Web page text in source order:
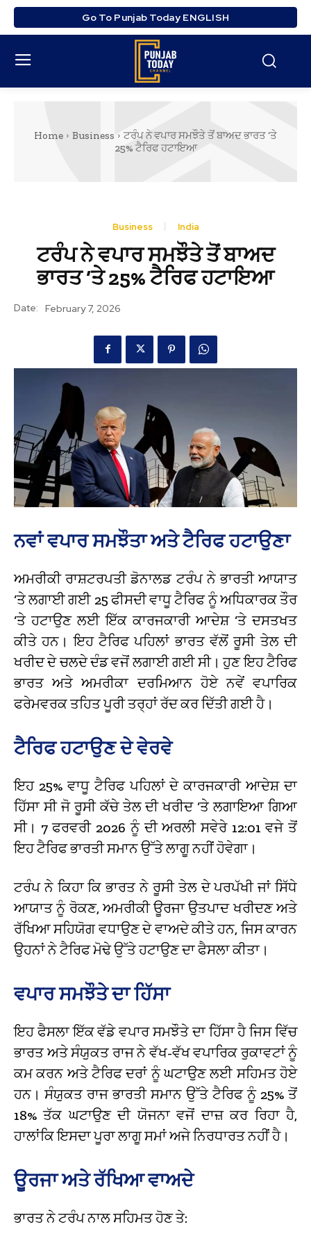
Go To Punjab Today ENGLISH
Home Business
ਟਰੰਪ ਨੇ ਵਪਾਰ ਸਮਝੌਤੇ ਤੋਂ ਬਾਅਦ ਭਾਰਤ ‘ਤੇ
25% ਟੈਰਿਫ ਹਟਾਇਆ
Business India
ਟਰੰਪ ਨੇ ਵਪਾਰ ਸਮਝੌਤੇ ਤੋਂ ਬਾਅਦ
ਭਾਰਤ ‘ਤੇ 25% ਟੈਰਿਫ ਹਟਾਇਆ
Date: February 7, 2026
ਨਵਾਂ ਵਪਾਰ ਸਮਝੌਤਾ ਅਤੇ ਟੈਰਿਫ ਹਟਾਉਣਾ
ਅਮਰੀਕੀ ਰਾਸ਼ਟਰਪਤੀ ਡੋਨਾਲਡ ਟਰੰਪ ਨੇ ਭਾਰਤੀ ਆਯਾਤ
‘ਤੇ ਲਗਾਈ ਗਈ 25 ਫੀਸਦੀ ਵਾਧੂ ਟੈਰਿਫ ਨੂੰ ਅਧਿਕਾਰਕ ਤੌਰ
‘ਤੇ ਹਟਾਉਣ ਲਈ ਇੱਕ ਕਾਰਜਕਾਰੀ ਆਦੇਸ਼ ‘ਤੇ ਦਸਤਖਤ
ਕੀਤੇ ਹਨ। ਇਹ ਟੈਰਿਫ ਪਹਿਲਾਂ ਭਾਰਤ ਵੱਲੋਂ ਰੂਸੀ ਤੇਲ ਦੀ
ਖਰੀਦ ਦੇ ਚਲਦੇ ਦੰਡ ਵਜੋਂ ਲਗਾਈ ਗਈ ਸੀ। ਹੁਣ ਇਹ ਟੈਰਿਫ
ਭਾਰਤ ਅਤੇ ਅਮਰੀਕਾ ਦਰਮਿਆਨ ਹੋਏ ਨਵੇਂ ਵਪਾਰਿਕ
ਫਰੇਮਵਰਕ ਤਹਿਤ ਪੂਰੀ ਤਰ੍ਹਾਂ ਰੱਦ ਕਰ ਦਿੱਤੀ ਗਈ ਹੈ।
ਟੈਰਿਫ ਹਟਾਉਣ ਦੇ ਵੇਰਵੇ
ਇਹ 25% ਵਾਧੂ ਟੈਰਿਫ ਪਹਿਲਾਂ ਦੇ ਕਾਰਜਕਾਰੀ ਆਦੇਸ਼ ਦਾ
ਹਿੱਸਾ ਸੀ ਜੋ ਰੂਸੀ ਕੱਚੇ ਤੇਲ ਦੀ ਖਰੀਦ ‘ਤੇ ਲਗਾਇਆ ਗਿਆ
ਸੀ। 7 ਫਰਵਰੀ 2026 ਨੂੰ ਦੀ ਅਰਲੀ ਸਵੇਰੇ 12:01 ਵਜੇ ਤੋਂ
ਇਹ ਟੈਰਿਫ ਭਾਰਤੀ ਸਮਾਨ ਉੱਤੇ ਲਾਗੂ ਨਹੀਂ ਹੋਵੇਗਾ।
ਟਰੰਪ ਨੇ ਕਿਹਾ ਕਿ ਭਾਰਤ ਨੇ ਰੂਸੀ ਤੇਲ ਦੇ ਪਰਪੱਖੀ ਜਾਂ ਸਿੱਧੇ
ਆਯਾਤ ਨੂੰ ਰੋਕਣ, ਅਮਰੀਕੀ ਊਰਜਾ ਉਤਪਾਦ ਖਰੀਦਣ ਅਤੇ
ਰੱਖਿਆ ਸਹਿਯੋਗ ਵਧਾਉਣ ਦੇ ਵਾਅਦੇ ਕੀਤੇ ਹਨ, ਜਿਸ ਕਾਰਨ
ਉਹਨਾਂ ਨੇ ਟੈਰਿਫ ਮੋਢੇ ਉੱਤੇ ਹਟਾਉਣ ਦਾ ਫੈਸਲਾ ਕੀਤਾ।
ਵਪਾਰ ਸਮਝੌਤੇ ਦਾ ਹਿੱਸਾ
ਇਹ ਫੈਸਲਾ ਇੱਕ ਵੱਡੇ ਵਪਾਰ ਸਮਝੌਤੇ ਦਾ ਹਿੱਸਾ ਹੈ ਜਿਸ ਵਿੱਚ
ਭਾਰਤ ਅਤੇ ਸੰਯੁਕਤ ਰਾਜ ਨੇ ਵੱਖ-ਵੱਖ ਵਪਾਰਿਕ ਰੁਕਾਵਟਾਂ ਨੂੰ
ਕਮ ਕਰਨ ਅਤੇ ਟੈਰਿਫ ਦਰਾਂ ਨੂੰ ਘਟਾਉਣ ਲਈ ਸਹਿਮਤ ਹੋਏ
ਹਨ। ਸੰਯੁਕਤ ਰਾਜ ਭਾਰਤੀ ਸਮਾਨ ਉੱਤੇ ਟੈਰਿਫ ਨੂੰ 25% ਤੋਂ
18% ਤੱਕ ਘਟਾਉਣ ਦੀ ਯੋਜਨਾ ਵਜੋਂ ਦਾਜ਼ ਕਰ ਰਿਹਾ ਹੈ,
ਹਾਲਾਂਕਿ ਇਸਦਾ ਪੂਰਾ ਲਾਗੂ ਸਮਾਂ ਅਜੇ ਨਿਰਧਾਰਤ ਨਹੀਂ ਹੈ।
ਊਰਜਾ ਅਤੇ ਰੱਖਿਆ ਵਾਅਦੇ
ਭਾਰਤ ਨੇ ਟਰੰਪ ਨਾਲ ਸਹਿਮਤ ਹੋਣ ਤੇ: